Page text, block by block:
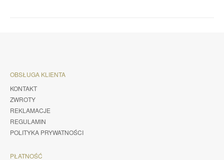
OBSŁUGA KLIENTA
KONTAKT
ZWROTY
REKLAMACJE
REGULAMIN
POLITYKA PRYWATNOŚCI
PŁATNOŚĆ